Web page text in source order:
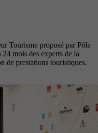
Tourisme proposé par Pôle
mois des experts de la
de prestations touristiques.